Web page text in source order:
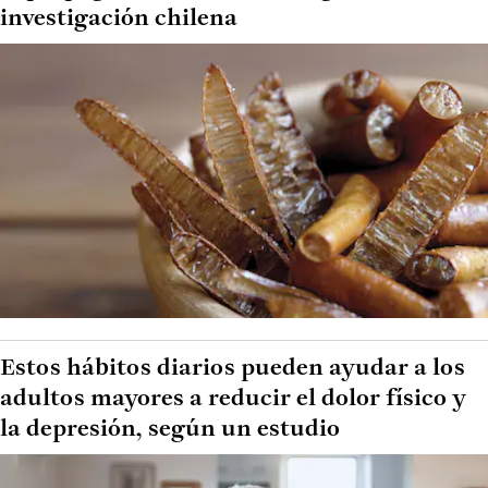
investigación chilena
Estos hábitos diarios pueden ayudar a los
adultos mayores a reducir el dolor físico y
la depresión, según un estudio